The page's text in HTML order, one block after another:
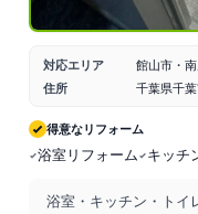
対応エリア
館山市・
住所
千葉県千
得意なリフォーム
浴室リフォーム キッチ
浴室・キッチン・トイ